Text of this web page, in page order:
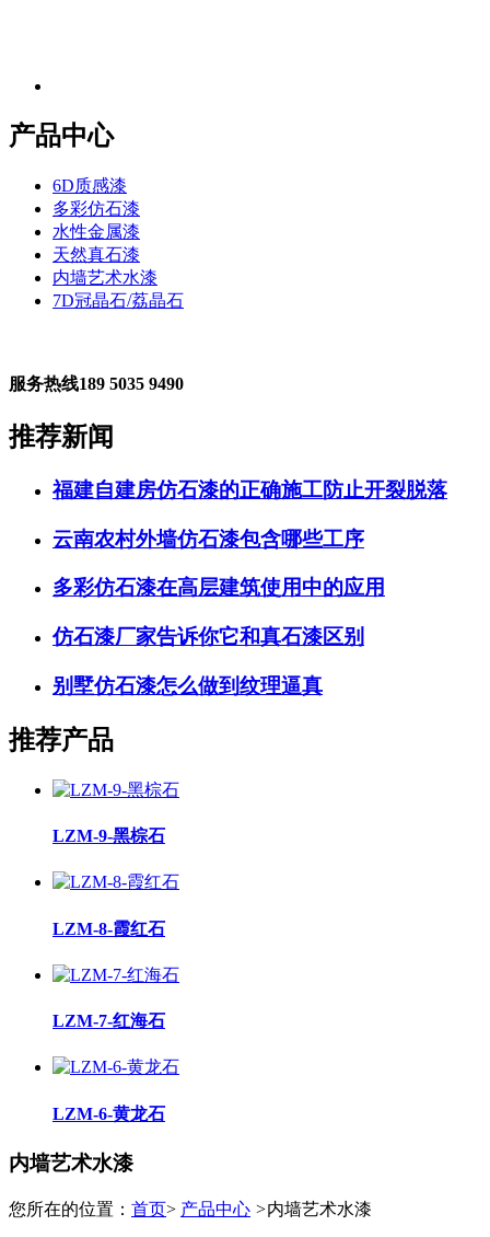
产品中心
6D质感漆
多彩仿石漆
水性金属漆
天然真石漆
内墙艺术水漆
7D冠晶石/荔晶石
服务热线189 5035 9490
推荐新闻
福建自建房仿石漆的正确施工防止开裂脱落
云南农村外墙仿石漆包含哪些工序
多彩仿石漆在高层建筑使用中的应用
仿石漆厂家告诉你它和真石漆区别
别墅仿石漆怎么做到纹理逼真
推荐产品
LZM-9-黑棕石
LZM-8-霞红石
LZM-7-红海石
LZM-6-黄龙石
内墙艺术水漆
您所在的位置： 首页> 产品中心 >内墙艺术水漆